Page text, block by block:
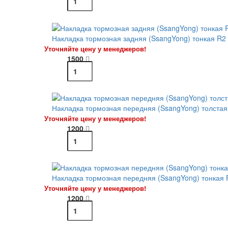
Накладка тормозная задняя (SsangYong) тонкая R2
Уточняйте цену у менеджеров!
1500
Накладка тормозная передняя (SsangYong)
Уточняйте цену у менеджеров!
1200
Накладка тормозная передняя (SsangYong) тонкая
Уточняйте цену у менеджеров!
1200